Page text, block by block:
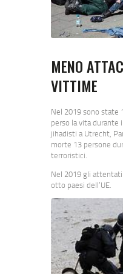
MENO
VITTIME
Nel 2019 sono state
perso la vita
jihadisti a Utrecht,
morte 13 persone
terroristici.
Nel 2019 gli
otto paesi dell’UE.